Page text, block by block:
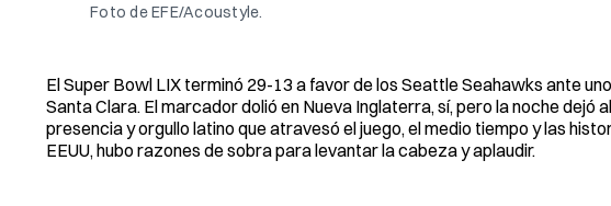
Foto de EFE/Acoustyle.
El Super Bowl LIX terminó 29-13 a favor de los Seattle Seahawks ante
Santa Clara. El marcador dolió en Nueva Inglaterra, sí, pero la noche
presencia y orgullo latino que atravesó el juego, el medio tiempo y las
EEUU, hubo razones de sobra para levantar la cabeza y aplaudir.